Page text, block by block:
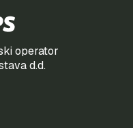
operator
d.d.